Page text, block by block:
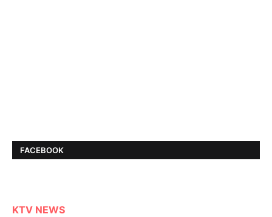
FACEBOOK
KTV NEWS